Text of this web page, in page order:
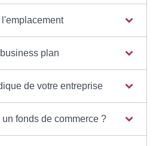
plan
de votre entreprise
fonds de commerce ?